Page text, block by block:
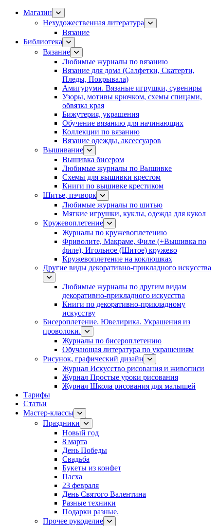
Магазин
Нехудожественная литература
Вязание
Библиотека
Вязание
Любимые журналы по вязанию
Вязание для дома (Салфетки, Скатерти,
Пледы, Покрывала)
Амигуруми. Вязаные игрушки, сувениры
Узоры, мотивы крючком, схемы спицами,
обвязка края
Бижутерия, украшения
Обучение вязанию для начинающих
Коллекции по вязанию
Вязание одежды, аксессуаров
Вышивание
Вышивка бисером
Любимые журналы по Вышивке
Схемы для вышивки крестом
Книги по вышивке крестиком
Шитье, пэчворк
Любимые журналы по шитью
Мягкие игрушки, куклы, одежда для кукол
Кружевоплетение
Журналы по кружевоплетению
Фриволите, Макраме, Филе (+Вышивка по
филе), Игольное (Шитое) кружево
Кружевоплетение на коклюшках
Другие виды декоративно-прикладного искусства
Любимые журналы по другим видам
декоративно-прикладного искусства
Книги по декоративно-прикладному
искусству
Бисероплетение. Ювелирика. Украшения из
проволоки.
Журналы по бисероплетению
Обучающая литература по украшениям
Рисунок, графический дизайн
Журнал Искусство рисования и живописи
Журнал Простые уроки рисования
Журнал Школа рисования для малышей
Тарифы
Статьи
Мастер-классы
Праздники
Новый год
8 марта
День Победы
Свадьба
Букеты из конфет
Пасха
23 февраля
День Святого Валентина
Разные техники
Подарки разные.
Прочее рукоделие